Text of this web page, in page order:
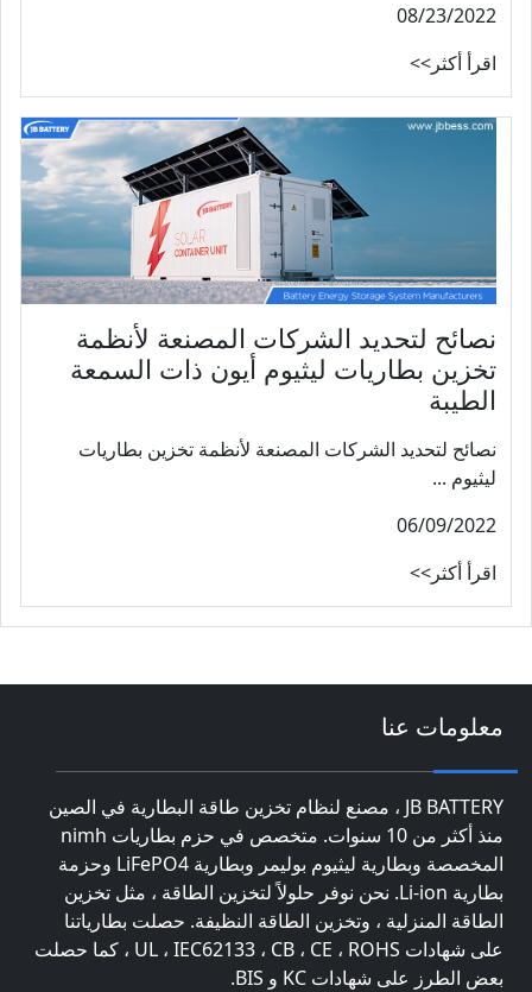
08/23/2022
اقرأ أكثر>>
نصائح لتحديد الشركات المصنعة لأنظمة
تخزين بطاريات ليثيوم أيون ذات السمعة
الطيبة
نصائح لتحديد الشركات المصنعة لأنظمة تخزين بطاريات
ليثيوم ...
06/09/2022
اقرأ أكثر>>
معلومات عنا
JB BATTERY ، مصنع لنظام تخزين طاقة البطارية في الصين
منذ أكثر من 10 سنوات. متخصص في حزم بطاريات nimh
المخصصة وبطارية ليثيوم بوليمر وبطارية LiFePO4 وحزمة
بطارية Li-ion. نحن نوفر حلولاً لتخزين الطاقة ، مثل تخزين
الطاقة المنزلية ، وتخزين الطاقة النظيفة. حصلت بطارياتنا
على شهادات UL ، IEC62133 ، CB ، CE ، ROHS ، كما حصلت
بعض الطرز على شهادات KC و BIS.